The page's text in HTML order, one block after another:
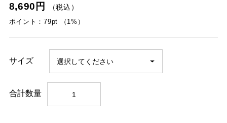
8,690円
（税込）
ポイント：79pt （1%）
サイズ
合計数量